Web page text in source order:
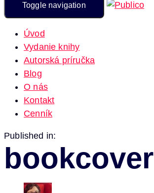
Toggle navigation
Úvod
Vydanie knihy
Autorská príručka
Blog
O nás
Kontakt
Cenník
Published in:
bookcover